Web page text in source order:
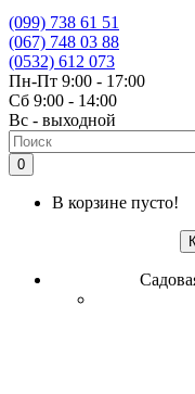
(099) 738 61 51
(067) 748 03 88
(0532) 612 073
Пн-Пт 9:00 - 17:00
Сб 9:00 - 14:00
Вс - выходной
0
В корзине пусто!